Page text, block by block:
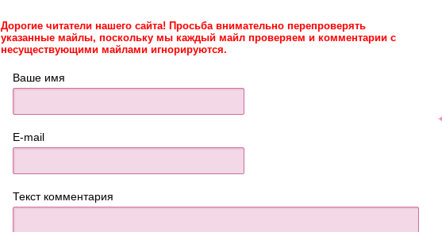
Дорогие читатели нашего сайта! Просьба внимательно перепроверять
указанные майлы, поскольку мы каждый майл проверяем и комментарии с
несуществующими майлами игнорируются.
Ваше имя
E-mail
Текст комментария